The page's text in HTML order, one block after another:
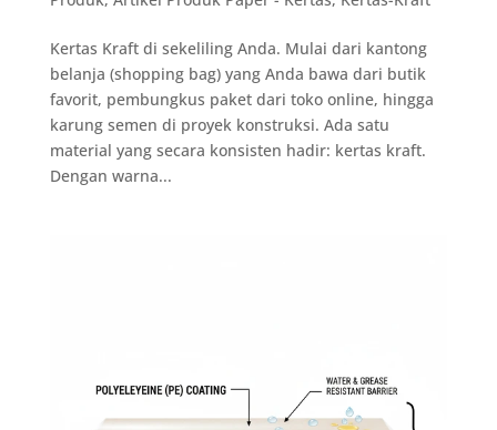
Kertas Kraft di sekeliling Anda. Mulai dari kantong
belanja (shopping bag) yang Anda bawa dari butik
favorit, pembungkus paket dari toko online, hingga
karung semen di proyek konstruksi. Ada satu
material yang secara konsisten hadir: kertas kraft.
Dengan warna...